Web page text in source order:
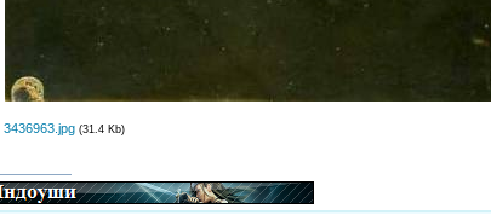
3436963.jpg (31.4 Kb)